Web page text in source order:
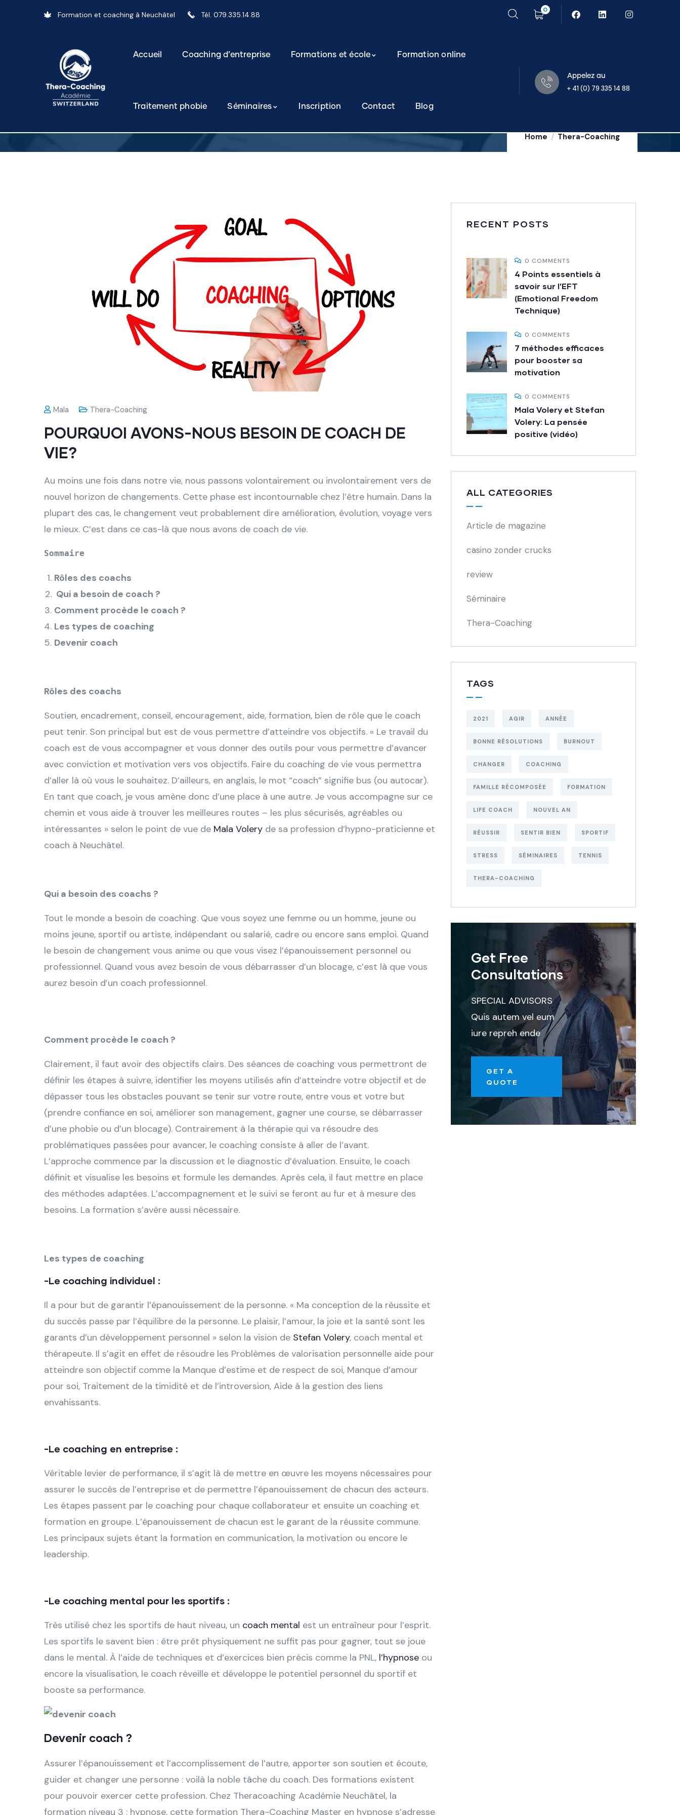
Formation et coaching à Neuchâtel Tél. 079.335.14.88
0
Accueil Coaching d’entreprise Formations et école Formation online
Traitement phobie Séminaires Inscription Contact Blog
Appelez au
+ 41 (0) 79 335 14 88
Home Thera-Coaching
Mala Thera-Coaching
POURQUOI AVONS-NOUS BESOIN DE COACH DE
VIE?
Au moins une fois dans notre vie, nous passons volontairement ou involontairement vers de
nouvel horizon de changements. Cette phase est incontournable chez l’être humain. Dans la
plupart des cas, le changement veut probablement dire amélioration, évolution, voyage vers
le mieux. C’est dans ce cas-là que nous avons de coach de vie.
Sommaire
Rôles des coachs
Qui a besoin de coach ?
Comment procède le coach ?
Les types de coaching
Devenir coach
Rôles des coachs
Soutien, encadrement, conseil, encouragement, aide, formation, bien de rôle que le coach
peut tenir. Son principal but est de vous permettre d’atteindre vos objectifs. « Le travail du
coach est de vous accompagner et vous donner des outils pour vous permettre d’avancer
avec conviction et motivation vers vos objectifs. Faire du coaching de vie vous permettra
d’aller là où vous le souhaitez. D’ailleurs, en anglais, le mot “coach” signifie bus (ou autocar).
En tant que coach, je vous amène donc d’une place à une autre. Je vous accompagne sur ce
chemin et vous aide à trouver les meilleures routes – les plus sécurisés, agréables ou
intéressantes » selon le point de vue de Mala Volery de sa profession d’hypno-praticienne et
coach à Neuchâtel.
Qui a besoin des coachs ?
Tout le monde a besoin de coaching. Que vous soyez une femme ou un homme, jeune ou
moins jeune, sportif ou artiste, indépendant ou salarié, cadre ou encore sans emploi. Quand
le besoin de changement vous anime ou que vous visez l’épanouissement personnel ou
professionnel. Quand vous avez besoin de vous débarrasser d’un blocage, c’est là que vous
aurez besoin d’un coach professionnel.
Comment procède le coach ?
Clairement, il faut avoir des objectifs clairs. Des séances de coaching vous permettront de
définir les étapes à suivre, identifier les moyens utilisés afin d’atteindre votre objectif et de
dépasser tous les obstacles pouvant se tenir sur votre route, entre vous et votre but
(prendre confiance en soi, améliorer son management, gagner une course, se débarrasser
d’une phobie ou d’un blocage). Contrairement à la thérapie qui va résoudre des
problématiques passées pour avancer, le coaching consiste à aller de l’avant.
L’approche commence par la discussion et le diagnostic d’évaluation. Ensuite, le coach
définit et visualise les besoins et formule les demandes. Après cela, il faut mettre en place
des méthodes adaptées. L’accompagnement et le suivi se feront au fur et à mesure des
besoins. La formation s’avère aussi nécessaire.
Les types de coaching
-Le coaching individuel :
Il a pour but de garantir l’épanouissement de la personne. « Ma conception de la réussite et
du succès passe par l’équilibre de la personne. Le plaisir, l’amour, la joie et la santé sont les
garants d’un développement personnel » selon la vision de Stefan Volery, coach mental et
thérapeute. Il s’agit en effet de résoudre les Problèmes de valorisation personnelle aide pour
atteindre son objectif comme la Manque d’estime et de respect de soi, Manque d’amour
pour soi, Traitement de la timidité et de l’introversion, Aide à la gestion des liens
envahissants.
-Le coaching en entreprise :
Véritable levier de performance, il s’agit là de mettre en œuvre les moyens nécessaires pour
assurer le succès de l’entreprise et de permettre l’épanouissement de chacun des acteurs.
Les étapes passent par le coaching pour chaque collaborateur et ensuite un coaching et
formation en groupe. L’épanouissement de chacun est le garant de la réussite commune.
Les principaux sujets étant la formation en communication, la motivation ou encore le
leadership.
-Le coaching mental pour les sportifs :
Très utilisé chez les sportifs de haut niveau, un coach mental est un entraîneur pour l’esprit.
Les sportifs le savent bien : être prêt physiquement ne suffit pas pour gagner, tout se joue
dans le mental. À l’aide de techniques et d’exercices bien précis comme la PNL, l’hypnose ou
encore la visualisation, le coach réveille et développe le potentiel personnel du sportif et
booste sa performance.
Devenir coach ?
Assurer l’épanouissement et l’accomplissement de l’autre, apporter son soutien et écoute,
guider et changer une personne : voilà la noble tâche du coach. Des formations existent
pour pouvoir exercer cette profession. Chez Theracoaching Académie Neuchâtel, la
formation niveau 3 : hypnose, cette formation Thera-Coaching Master en hypnose s’adresse
RECENT POSTS
0 COMMENTS
4 Points essentiels à
savoir sur l’EFT
(Emotional Freedom
Technique)
0 COMMENTS
7 méthodes efficaces
pour booster sa
motivation
0 COMMENTS
Mala Volery et Stefan
Volery: La pensée
positive (vidéo)
ALL CATEGORIES
Article de magazine
casino zonder crucks
review
Séminaire
Thera-Coaching
TAGS
2021 AGIR ANNÉE
BONNE RÉSOLUTIONS BURNOUT
CHANGER COACHING
FAMILLE RÉCOMPOSÉE FORMATION
LIFE COACH NOUVEL AN
RÉUSSIR SENTIR BIEN SPORTIF
STRESS SÉMINAIRES TENNIS
THERA-COACHING
Get Free
Consultations
SPECIAL ADVISORS
Quis autem vel eum
iure repreh ende
GET A
QUOTE